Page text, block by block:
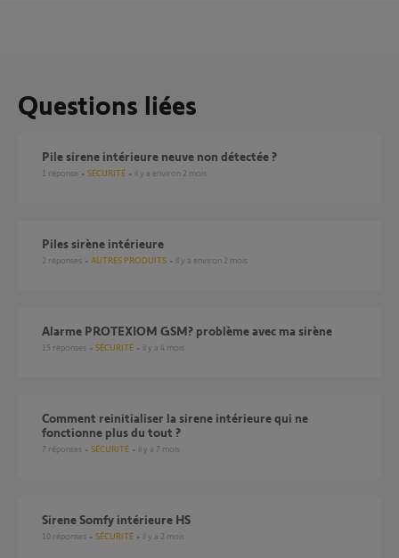
Questions liées
Pile sirene intérieure neuve non détectée ?
1 réponse SÉCURITÉ il y a environ 2 mois
Piles sirène intérieure
2 réponses AUTRES PRODUITS il y a environ 2 mois
Alarme PROTEXIOM GSM? problème avec ma sirène
15 réponses SÉCURITÉ il y a 4 mois
Comment reinitialiser la sirene intérieure qui ne
fonctionne plus du tout ?
7 réponses SÉCURITÉ il y a 7 mois
Sirene Somfy intérieure HS
10 réponses SÉCURITÉ il y a 2 mois